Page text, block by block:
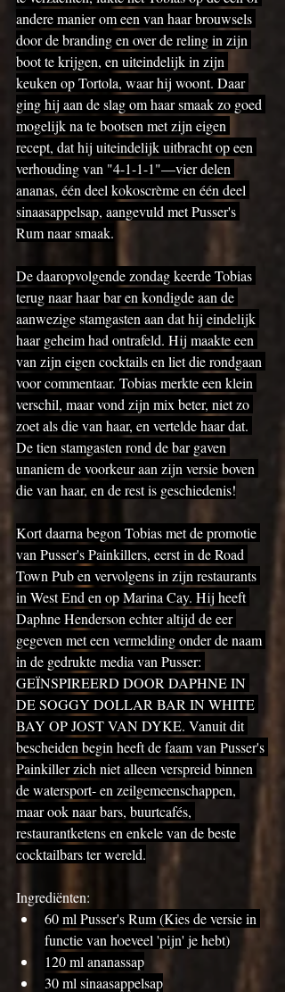
andere manier om een ​​van haar brouwsels
door de branding en over de reling in zijn
boot te krijgen, en uiteindelijk in zijn
keuken op Tortola, waar hij woont. Daar
ging hij aan de slag om haar smaak zo goed
mogelijk na te bootsen met zijn eigen
recept, dat hij uiteindelijk uitbracht op een
verhouding van "4-1-1-1"—vier delen
ananas, één deel kokoscrème en één deel
sinaasappelsap, aangevuld met Pusser's
Rum naar smaak.
De daaropvolgende zondag keerde Tobias
terug naar haar bar en kondigde aan de
aanwezige stamgasten aan dat hij eindelijk
haar geheim had ontrafeld. Hij maakte een
van zijn eigen cocktails en liet die rondgaan
voor commentaar. Tobias merkte een klein
verschil, maar vond zijn mix beter, niet zo
zoet als die van haar, en vertelde haar dat.
De tien stamgasten rond de bar gaven
unaniem de voorkeur aan zijn versie boven
die van haar, en de rest is geschiedenis!
Kort daarna begon Tobias met de promotie
van Pusser's Painkillers, eerst in de Road
Town Pub en vervolgens in zijn restaurants
in West End en op Marina Cay. Hij heeft
Daphne Henderson echter altijd de eer
gegeven met een vermelding onder de naam
in de gedrukte media van Pusser:
GEÏNSPIREERD DOOR DAPHNE IN
DE SOGGY DOLLAR BAR IN WHITE
BAY OP JOST VAN DYKE. Vanuit dit
bescheiden begin heeft de faam van Pusser's
Painkiller zich niet alleen verspreid binnen
de watersport- en zeilgemeenschappen,
maar ook naar bars, buurtcafés,
restaurantketens en enkele van de beste
cocktailbars ter wereld.
Ingrediënten:
60 ml Pusser's Rum (Kies de versie in
functie van hoeveel 'pijn' je hebt)
120 ml ananassap
30 ml sinaasappelsap